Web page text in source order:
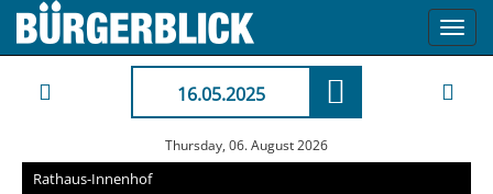
16.05.2025
Thursday, 06. August 2026
Rathaus-Innenhof